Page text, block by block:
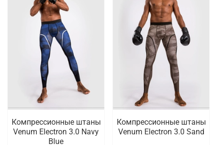
Компрессионные штаны
Venum Electron 3.0 Navy
Blue
Компрессионные штаны
Venum Electron 3.0 Sand